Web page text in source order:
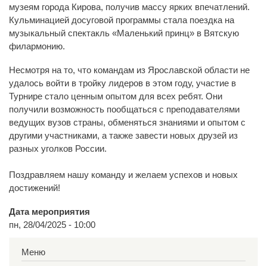
музеям города Кирова, получив массу ярких впечатлений.
Кульминацией досуговой программы стала поездка на
музыкальный спектакль «Маленький принц» в Вятскую
филармонию.
Несмотря на то, что командам из Ярославской области не
удалось войти в тройку лидеров в этом году, участие в
Турнире стало ценным опытом для всех ребят. Они
получили возможность пообщаться с преподавателями
ведущих вузов страны, обменяться знаниями и опытом с
другими участниками, а также завести новых друзей из
разных уголков России.
Поздравляем нашу команду и желаем успехов и новых
достижений!
Дата мероприятия
пн, 28/04/2025 - 10:00
Меню